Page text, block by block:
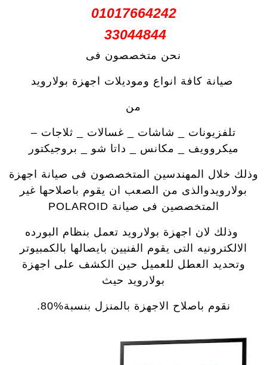
01017664242
33044844
نحن متخصصون فى
صيانة كافة انواع وموديلات اجهزة بولارويد
من
تلفزيونات _ شاشات _ غسالات _ ثلاجات –
ميكروويف _ مكانس _ داتا شو _ بروجيكتور
وذلك خلال المهندسين المتخصصون فى صيانة اجهزة
بولارويدوالذى من الصعب ان يقوم باصلاحها غير
المتخصصين فى صيانة POLAROID
وذلك لان اجهزة بولارويد تعمل بنظام البورده
الالكترونيه التى يقوم الفنيين بايصالها بالكمبيوتر
وتحديد العطل للعميل حين الكشف على اجهزة
بولارويد حيث
نقوم باصلاح الاجهزة بالمنزل بنسبة%80.